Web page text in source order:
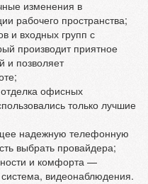
изменения в
рабочего пространства;
и входных групп с
производит приятное
и позволяет
офисных
только лучшие
надежную телефонную
выбрать провайдера;
и комфорта —
видеонаблюдения.